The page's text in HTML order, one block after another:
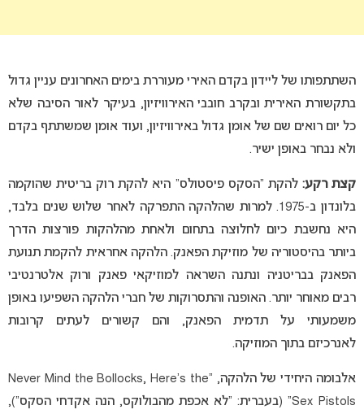
השתתפותו של ליידון בקדם האירי מעוררת בימים האחרונים עניין גדול
בתקשורת האירית ובקרב חובבי האירוויזיון, בעיקר לאור הסיבה שלא
כל יום רואים שם של אומן גדול באירוויזיון, ועוד אומן שמשתתף בקדם
ולא נבחר באופן ישיר.
קצת רקע: להקת “הסקס פיסטולס” היא להקת רוק בריטית שהוקמה
בלונדון ב-1975. למרות שהלהקה התפרקה לאחר שלוש שנים בלבד,
היא נחשבת כיום לחלוצה בתחום ולאחת מהלהקות פורצות הדרך
ביותר בהיסטוריה של מוזיקת הפאנק. הלהקה אחראית להקמת תנועת
הפאנק בבריטניה ונתנה השראה למוזיקאי פאנק ורוק אלטרנטיבי
רבים מאוחר יותר. האופנה והתסרוקות של חברי הלהקה השפיעו באופן
משמעותי על תדמית הפאנק, והם קשורים לעתים קרובות
לאנרכיזם בתוך המוזיקה.
אלבומה היחידי של הלהקה, “Never Mind the Bollocks, Here’s the
Sex Pistols” (בעברית: “לא אכפת מהבולוקס, הנה אקדחי הסקס”),